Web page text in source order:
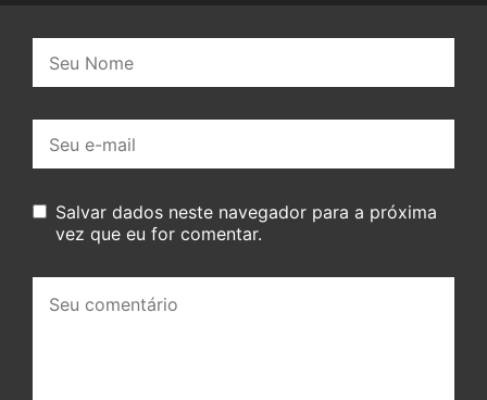
mail:
Salvar dados neste navegador para a próxima
vez que eu for comentar.
comentário: